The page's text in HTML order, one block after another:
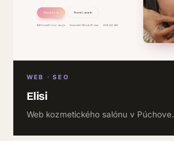
WEB · SEO
Elisi
Web kozmetického salónu v Púchove.